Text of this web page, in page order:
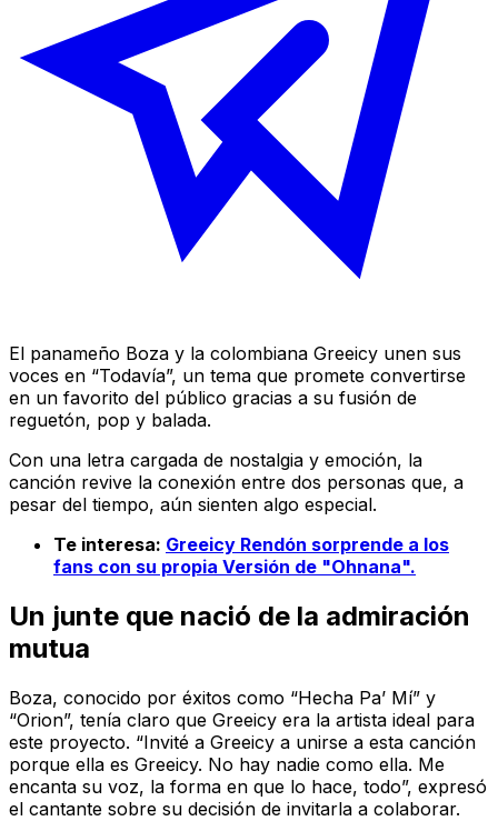
El panameño Boza y la colombiana Greeicy unen sus
voces en “Todavía”, un tema que promete convertirse
en un favorito del público gracias a su fusión de
reguetón, pop y balada.
Con una letra cargada de nostalgia y emoción, la
canción revive la conexión entre dos personas que, a
pesar del tiempo, aún sienten algo especial.
Te interesa: Greeicy Rendón sorprende a los
fans con su propia Versión de "Ohnana".
Un junte que nació de la admiración
mutua
Boza, conocido por éxitos como “Hecha Pa’ Mí” y
“Orion”, tenía claro que Greeicy era la artista ideal para
este proyecto. “Invité a Greeicy a unirse a esta canción
porque ella es Greeicy. No hay nadie como ella. Me
encanta su voz, la forma en que lo hace, todo”, expresó
el cantante sobre su decisión de invitarla a colaborar.